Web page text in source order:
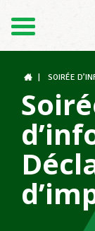
Le
SOIRÉE